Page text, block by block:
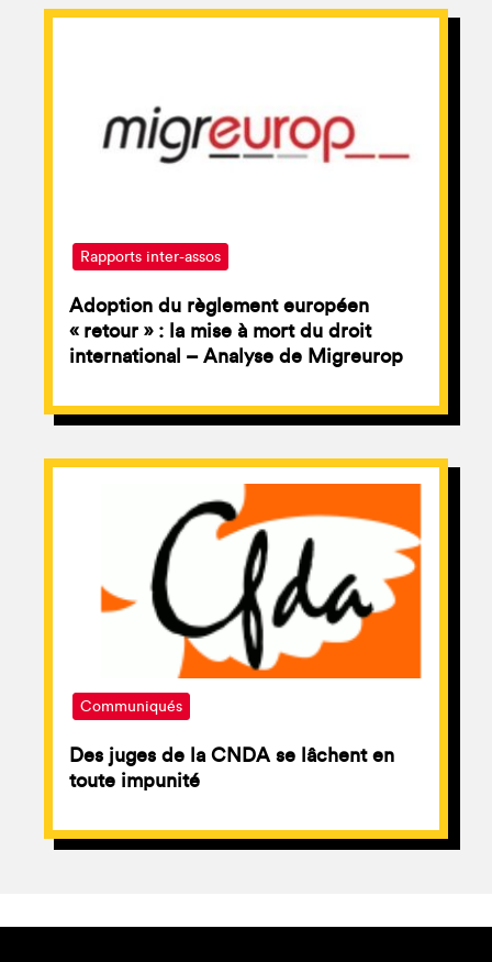
Rapports inter-assos
Adoption du règlement européen
« retour » : la mise à mort du droit
international – Analyse de Migreurop
Communiqués
Des juges de la CNDA se lâchent en
toute impunité